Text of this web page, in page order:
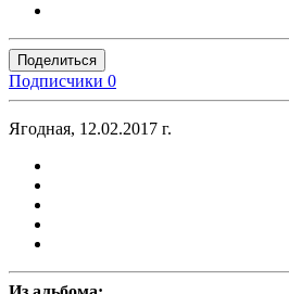
Поделиться
Подписчики 0
Ягодная, 12.02.2017 г.